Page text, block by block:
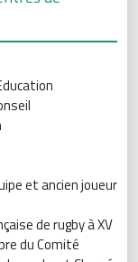
et ancien joueur
de rugby à XV
du Comité